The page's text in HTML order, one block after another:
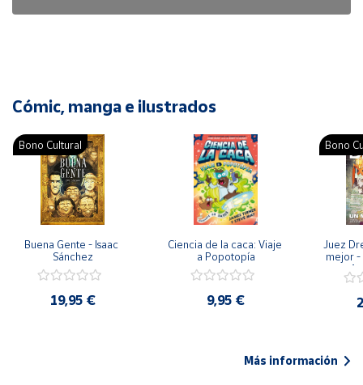
Cómic, manga e ilustrados
Bono Cultural
Buena Gente - Isaac
Sánchez
19,95 €
Ciencia de la caca: Viaje
a Popotopía
9,95 €
Bono
Juez
mejor -
Más información